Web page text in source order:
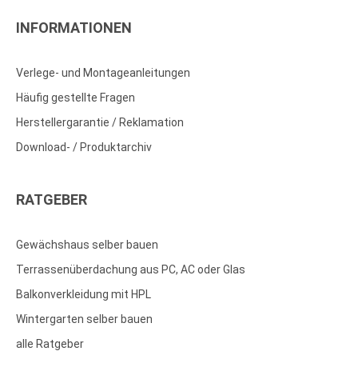
INFORMATIONEN
Verlege- und Montageanleitungen
Häufig gestellte Fragen
Herstellergarantie / Reklamation
Download- / Produktarchiv
RATGEBER
Gewächshaus selber bauen
Terrassenüberdachung aus PC, AC oder Glas
Balkonverkleidung mit HPL
Wintergarten selber bauen
alle Ratgeber